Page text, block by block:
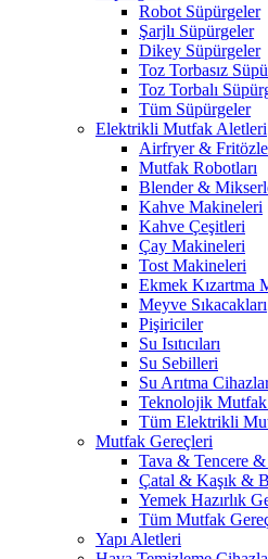
Robot Süpürgeler
Şarjlı Süpürgeler
Dikey Süpürgeler
Toz Torbasız
Toz Torbalı
Tüm Süpürgeler
Elektrikli Mutfak Aletleri
Airfryer &
Mutfak Robotları
Blender &
Kahve Makineleri
Kahve Çeşitleri
Çay Makineleri
Tost Makineleri
Ekmek Kızartma
Meyve Sıkacakları
Pişiriciler
Su Isıtıcıları
Su Sebilleri
Su Arıtma
Teknolojik
Tüm Elektrikli
Mutfak Gereçleri
Tava & Tencere
Çatal & Kaşık &
Yemek Hazırlık
Tüm Mutfak
Yapı Aletleri